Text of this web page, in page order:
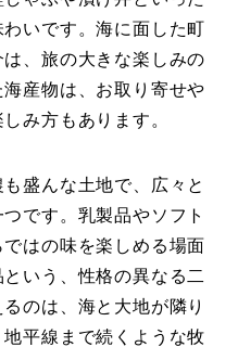
いです。海に面した町
、旅の大きな楽しみの
産物は、お取り寄せや
み方もあります。
盛んな土地で、広々と
です。乳製品やソフト
はの味を楽しめる場面
いう、性格の異なる二
のは、海と大地が隣り
平線まで続くような牧